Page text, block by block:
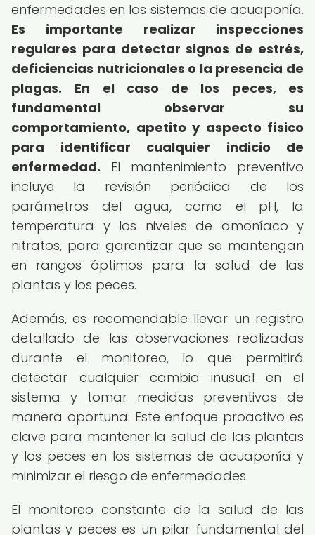
enfermedades en los sistemas de acuaponía.
Es importante realizar inspecciones
regulares para detectar signos de estrés,
deficiencias nutricionales o la presencia de
plagas.
En el caso de los peces, es
fundamental observar su
comportamiento, apetito y aspecto físico
para identificar cualquier indicio de
enfermedad. El mantenimiento preventivo
incluye la revisión periódica de los
parámetros del agua, como el pH, la
temperatura y los niveles de amoníaco y
nitratos, para garantizar que se mantengan
en rangos óptimos para la salud de las
plantas y los peces.
Además, es recomendable llevar un registro
detallado de las observaciones realizadas
durante el monitoreo, lo que permitirá
detectar cualquier cambio inusual en el
sistema y tomar medidas preventivas de
manera oportuna. Este enfoque proactivo es
clave para mantener la salud de las plantas
y los peces en los sistemas de acuaponía y
minimizar el riesgo de enfermedades.
El monitoreo constante de la salud de las
plantas y peces es un pilar fundamental del